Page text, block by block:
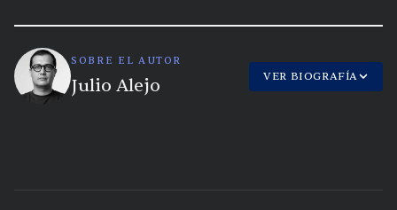
SOBRE EL AUTOR
Julio Alejo VER BIOGRAFÍA